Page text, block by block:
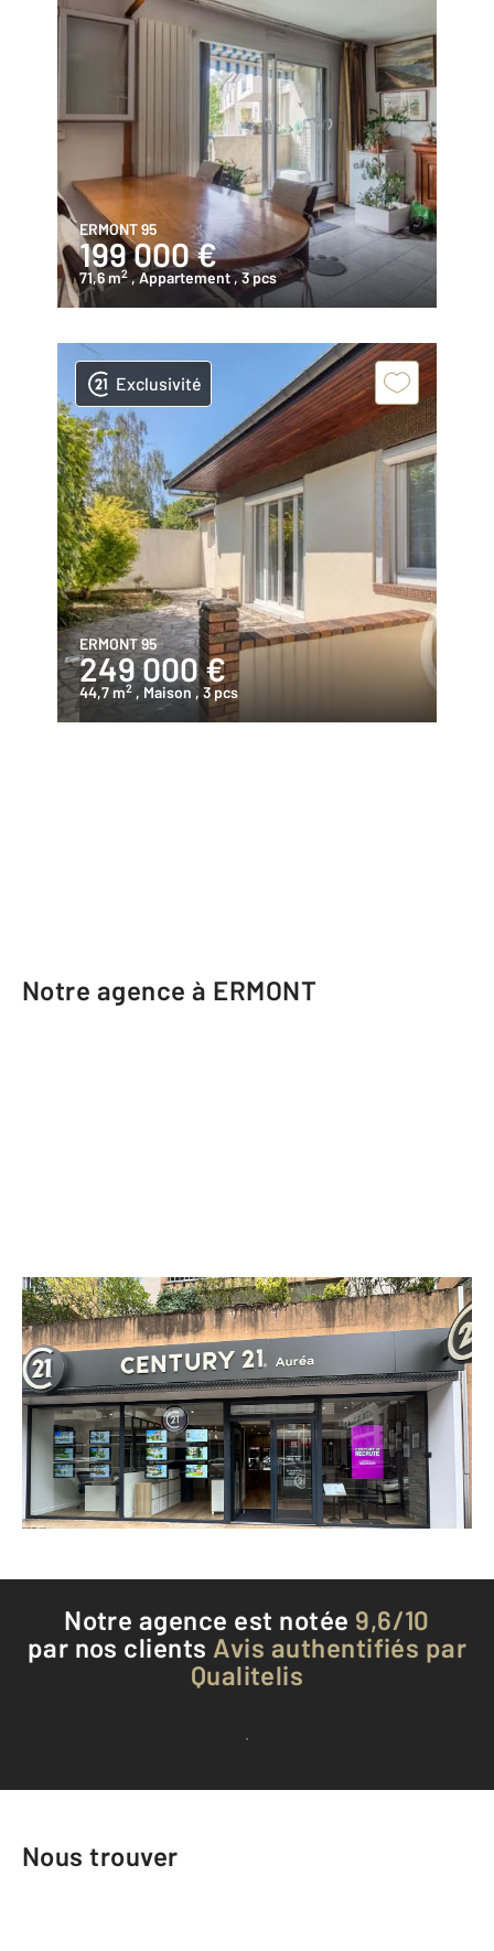
ERMONT 95
199 000 €
71,6 m2 , Appartement, 3 pcs
Exclusivité
ERMONT 95
249 000 €
44,7 m2 , Maison , 3 pcs
Notre agence à ERMONT
CENTURY 21 Auréa
25 rue de Stalingrad
ERMONT - 95120
Envoyer un message
Téléphoner à l'agence
Notre agence est notée 9,6/10
par nos clients Avis authentifiés par
Qualitelis
Voir tous les avis clients
Nous trouver